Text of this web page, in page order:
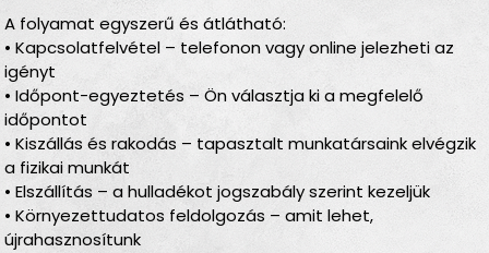
A folyamat egyszerű és átlátható:
• Kapcsolatfelvétel – telefonon vagy online jelezheti az
igényt
• Időpont-egyeztetés – Ön választja ki a megfelelő
időpontot
• Kiszállás és rakodás – tapasztalt munkatársaink elvégzik
a fizikai munkát
• Elszállítás – a hulladékot jogszabály szerint kezeljük
• Környezettudatos feldolgozás – amit lehet,
újrahasznosítunk